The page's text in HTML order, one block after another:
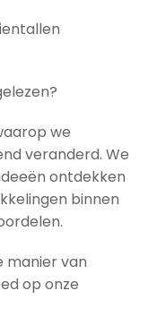
we
veranderd. We
ontdekken
binnen
manier van
op onze